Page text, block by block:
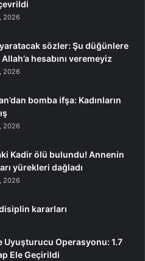
2026
sözler: Şu düğünlere
hesabını veremeyiz
2026
bomba ifşa: Kadınların
2026
Kadir ölü bulundu! Annenin
yürekleri dağladı
2026
kararları
Uyuşturucu Operasyonu: 1.7
Ele Geçirildi